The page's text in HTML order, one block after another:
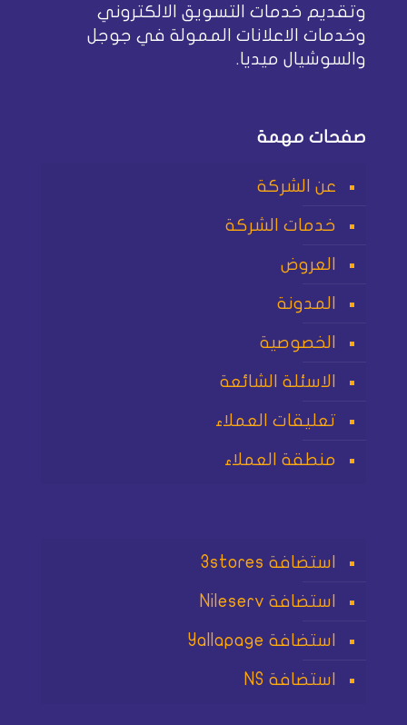
وتقديم خدمات التسويق الالكتروني
وخدمات الاعلانات الممولة في جوجل
والسوشيال ميديا.
صفحات مهمة
عن الشركة
خدمات الشركة
العروض
المدونة
الخصوصية
الاسئلة الشائعة
تعليقات العملاء
منطقة العملاء
استضافة 3stores
استضافة Nileserv
استضافة Yallapage
استضافة NS